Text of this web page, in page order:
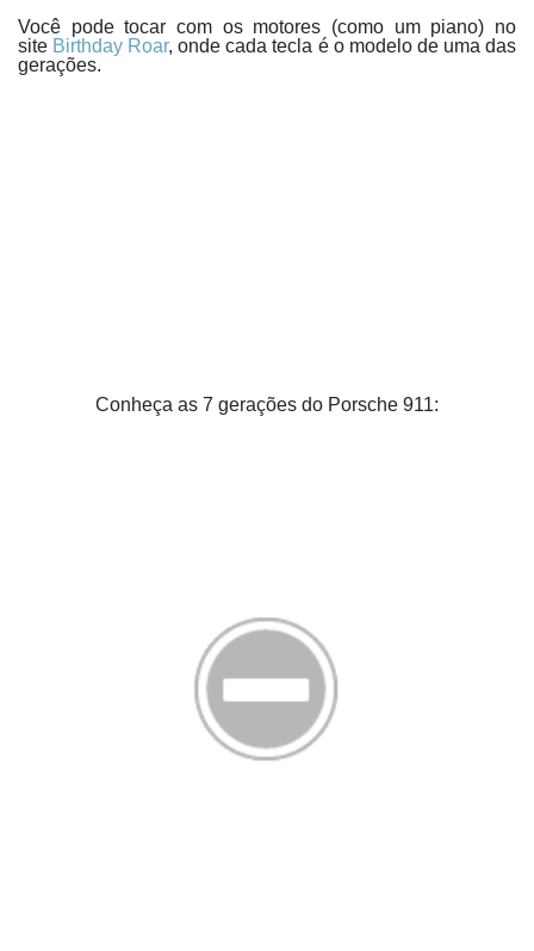
Você pode tocar com os motores (como um piano) no
site Birthday Roar, onde cada tecla é o modelo de uma das
gerações.
Conheça as 7 gerações do Porsche 911: